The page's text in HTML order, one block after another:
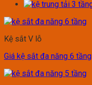
Kệ sắt V lỗ
Giá kệ sắt đa năng 6 tầng